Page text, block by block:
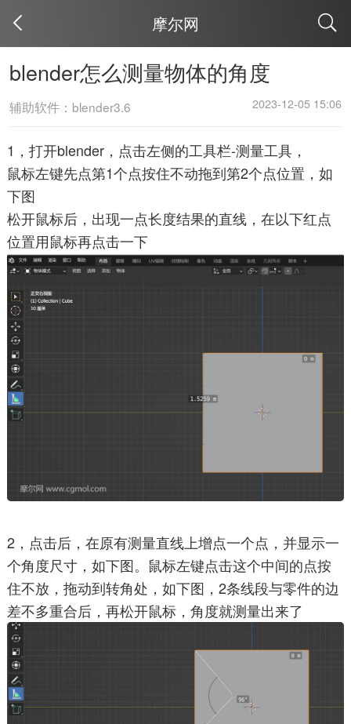
摩尔网
blender怎么测量物体的角度
辅助软件：blender3.6 2023-12-05 15:06
1，打开blender，点击左侧的工具栏-测量工具，
鼠标左键先点第1个点按住不动拖到第2个点位置，如
下图
松开鼠标后，出现一点长度结果的直线，在以下红点
位置用鼠标再点击一下
2，点击后，在原有测量直线上增点一个点，并显示一
个角度尺寸，如下图。鼠标左键点击这个中间的点按
住不放，拖动到转角处，如下图，2条线段与零件的边
差不多重合后，再松开鼠标，角度就测量出来了
取消